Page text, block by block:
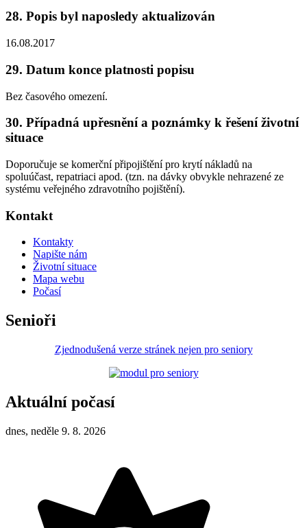
28. Popis byl naposledy aktualizován
16.08.2017
29. Datum konce platnosti popisu
Bez časového omezení.
30. Případná upřesnění a poznámky k řešení životní
situace
Doporučuje se komerční připojištění pro krytí nákladů na
spoluúčast, repatriaci apod. (tzn. na dávky obvykle nehrazené ze
systému veřejného zdravotního pojištění).
Kontakt
Kontakty
Napište nám
Životní situace
Mapa webu
Počasí
Senioři
Zjednodušená verze stránek nejen pro seniory
Aktuální počasí
dnes, neděle 9. 8. 2026